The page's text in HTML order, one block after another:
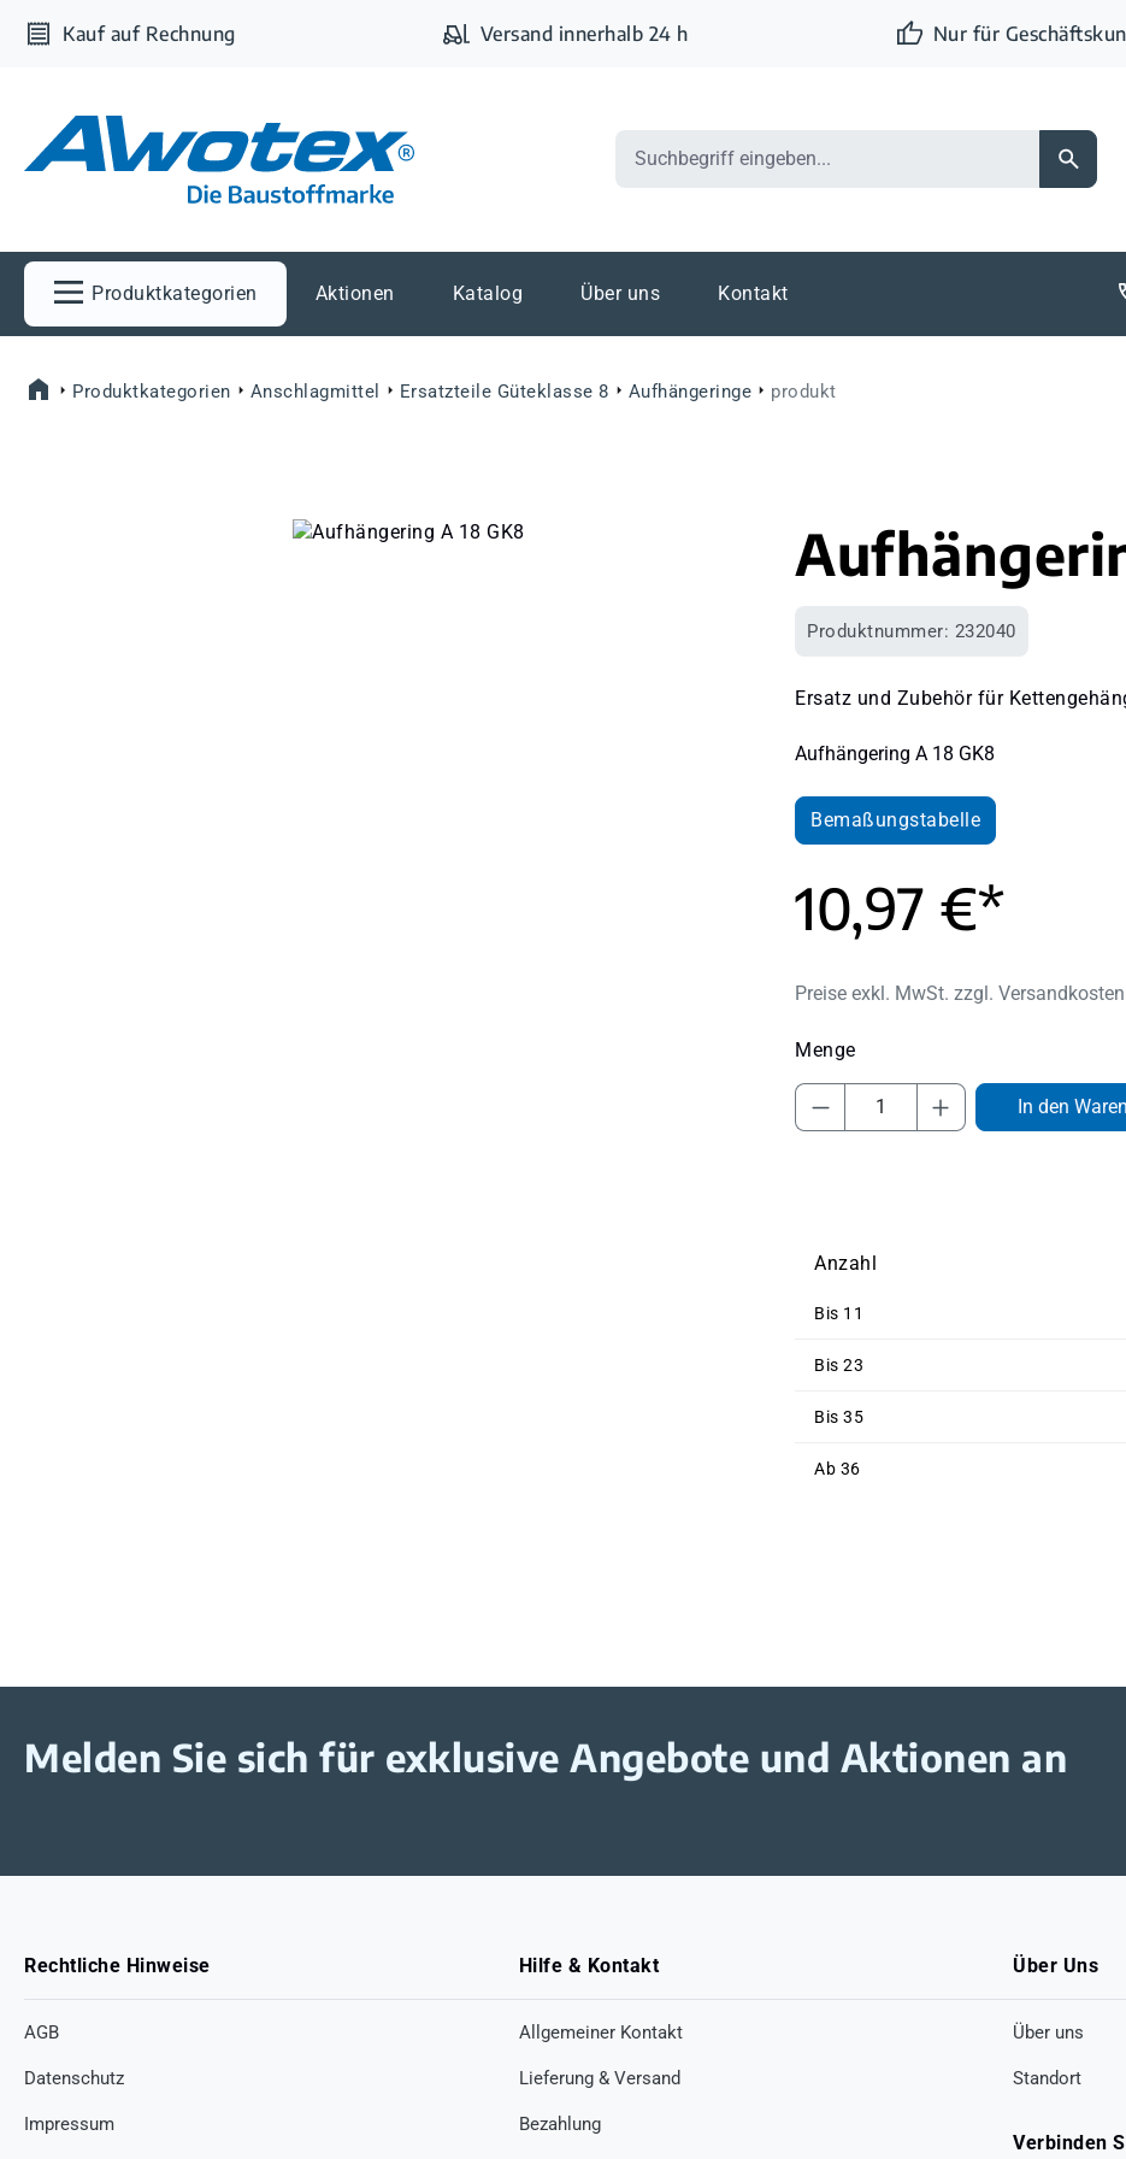
Hauptinhalt springen
Zur Suche springen
Zur Hauptnavigation springen
Kauf auf Rechnung Versand innerhalb 24 h Nur für
Produktkategorien Aktionen Katalog Über uns Kontakt
Produktkategorien Anschlagmittel Ersatzteile Güteklasse 8 Aufhängeringe produkt
Produktnummer: 232040
Ersatz und Zubehör für
Aufhängering A 18 GK8
Bemaßungstabelle
10,97 €*
Preise exkl. MwSt. zzgl. Versandkosten
Produkt Anzahl: Gib
In den
Anzahl
Bis 11
Bis 23
Bis 35
Ab 36
Melden Sie sich für exklusive Angebote und Aktionen an
Rechtliche Hinweise
AGB
Datenschutz
Impressum
Hilfe & Kontakt
Allgemeiner Kontakt
Lieferung & Versand
Bezahlung
Über Uns
Über uns
Standort
Verbinden